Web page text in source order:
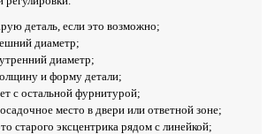
деталь, если это возможно;
диаметр;
диаметр;
и форму детали;
с остальной фурнитурой;
место в двери или ответной зоне;
старого эксцентрика рядом с линейкой;